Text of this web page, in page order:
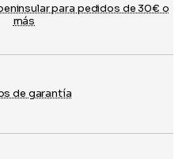
para pedidos de 30€ o
más
de garantía